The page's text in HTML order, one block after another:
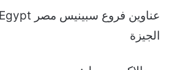
الجيزة